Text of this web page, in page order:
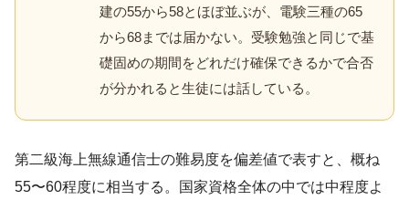
建の55から58とほぼ並ぶが、電験三種の65
から68までは届かない。受験勉強と同じで基
礎固めの期間をどれだけ確保できるかで合否
が分かれると生徒には話している。
第二級海上無線通信士の難易度を偏差値で表すと、概ね
55〜60程度に相当する。国家資格全体の中では中程度よ